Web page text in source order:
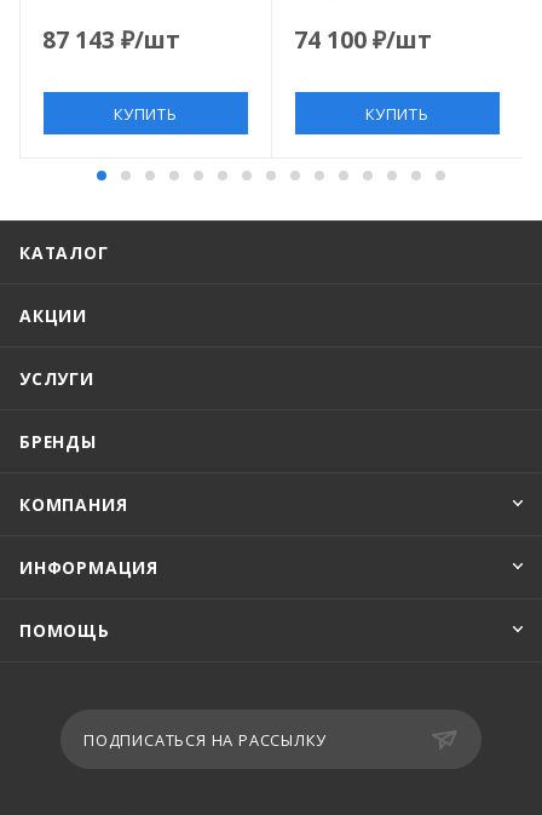
87 143 ₽/шт
КУПИТЬ
74 100₽/шт
КУПИТЬ
КАТАЛОГ
АКЦИИ
УСЛУГИ
БРЕНДЫ
КОМПАНИЯ
ИНФОРМАЦИЯ
ПОМОЩЬ
ПОДПИСАТЬСЯ НА РАССЫЛКУ